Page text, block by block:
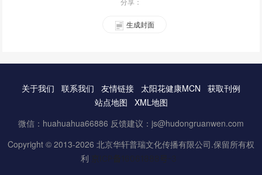
生成封面
关于我们 联系我们 友情链接 太阳花健康MCN
获取刊例
站点地图
XML地图
微信：huahuahua66886 反馈建议：js@hudongruanwen.com
Copyright © 2013-2026 北京华轩普瑞文化传播有限公司.保留所有权
利 京ICP备16061888号-3